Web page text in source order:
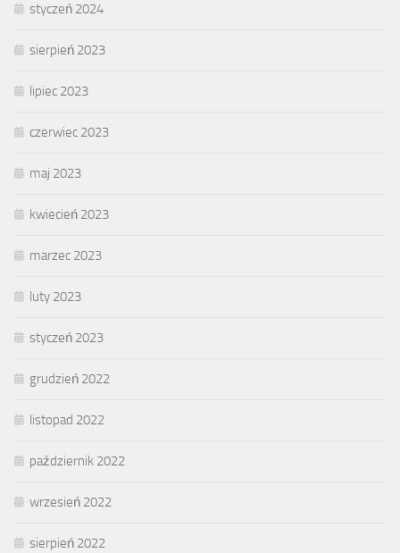
styczeń 2024
sierpień 2023
lipiec 2023
czerwiec 2023
maj 2023
kwiecień 2023
marzec 2023
luty 2023
styczeń 2023
grudzień 2022
listopad 2022
październik 2022
wrzesień 2022
sierpień 2022